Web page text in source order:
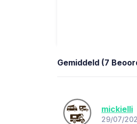
Gemiddeld (7
mickielli
29/07/